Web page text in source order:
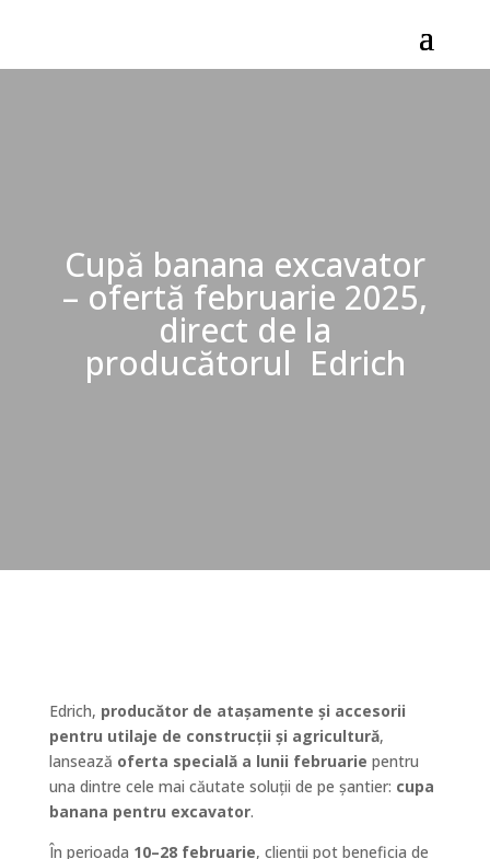
Cupă banana excavator
– ofertă februarie 2025,
direct de la
producătorul Edrich
Edrich, producător de atașamente și accesorii
pentru utilaje de construcții și agricultură,
lansează oferta specială a lunii februarie pentru
una dintre cele mai căutate soluții de pe șantier: cupa
banana pentru excavator.
În perioada 10–28 februarie, clienții pot beneficia de